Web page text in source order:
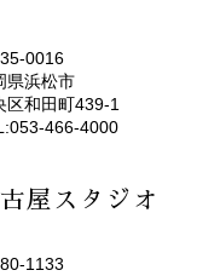
浜松)
0016
県浜松市
区和田町439-1
466-4000
屋スタジオ
1133